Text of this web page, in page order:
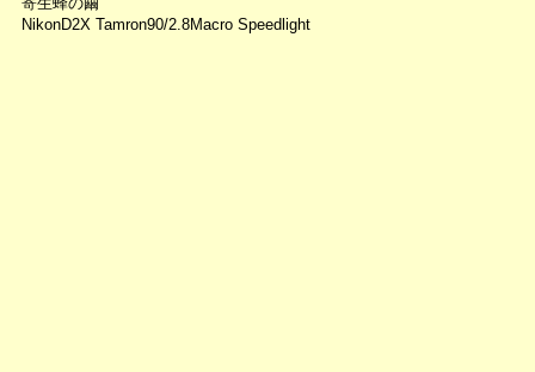
NikonD2X Tamron90/2.8Macro Speedlight